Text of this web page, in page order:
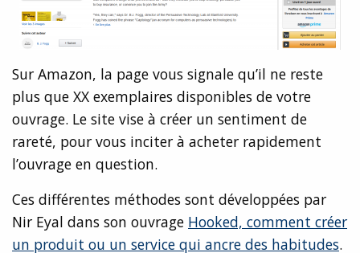
Sur Amazon, la page vous signale qu’il ne reste
plus que XX exemplaires disponibles de votre
ouvrage. Le site vise à créer un sentiment de
rareté, pour vous inciter à acheter rapidement
l’ouvrage en question.
Ces différentes méthodes sont développées par
Nir Eyal dans son ouvrage Hooked, comment créer
un produit ou un service qui ancre des habitudes.